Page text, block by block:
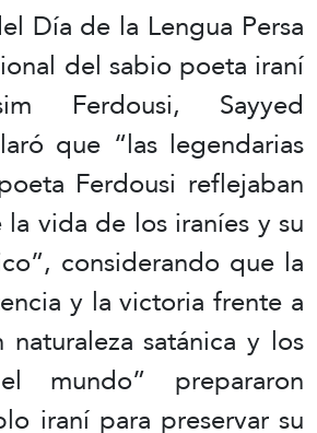
Día de la Lengua Persa
del sabio poeta iraní
Ferdousi, Sayyed
que “las legendarias
Ferdousi reflejaban
vida de los iraníes y su
considerando que la
y la victoria frente a
naturaleza satánica y los
mundo” prepararon
iraní para preservar su